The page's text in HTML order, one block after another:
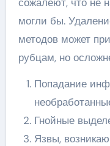
могли бы.
методов может
рубцам, но
Попадание
Гнойные
Язвы,